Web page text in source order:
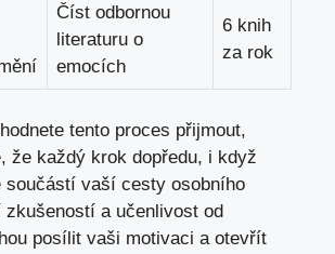
Číst odbornou
literaturu o
emocích
6 knih
za rok
tento proces přijmout,
že každý krok dopředu, i když
součástí vaší cesty osobního
zkušeností a učenlivost od
posílit vaši motivaci a otevřít